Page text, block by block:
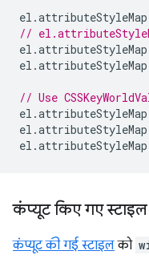
el .attributeStyleMap
//
el .attributeStyleMap
el .attributeStyleMap
// Use
el .attributeStyleMap
el .attributeStyleMap
el .attributeStyleMap
कंप्यूट किए गए स्टाइल
कंप्यूट की गई स्टाइलको